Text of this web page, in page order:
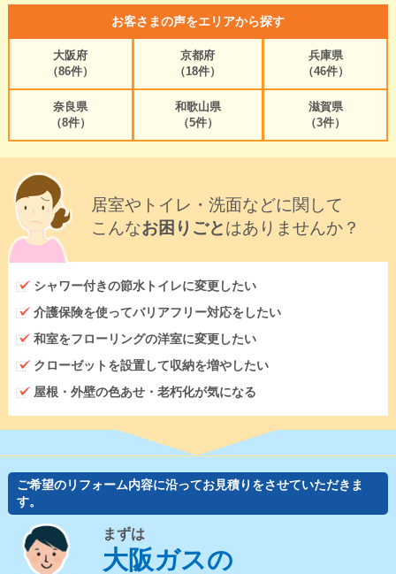
お客さまの声をエリアから探す
大阪府
（86件）
京都府
（18件）
兵庫県
（46件）
奈良県
（8件）
和歌山県
（5件）
滋賀県
（3件）
居室やトイレ・洗面などに関して
こんなお困りごとはありませんか？
シャワー付きの節水トイレに変更したい
介護保険を使ってバリアフリー対応をしたい
和室をフローリングの洋室に変更したい
クローゼットを設置して収納を増やしたい
屋根・外壁の色あせ・老朽化が気になる
ご希望のリフォーム内容に沿ってお見積りをさせていただきま
す。
まずは
大阪ガスの